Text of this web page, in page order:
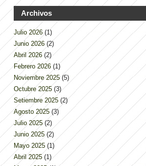
Archivos
Julio 2026 (1)
Junio 2026 (2)
Abril 2026 (2)
Febrero 2026 (1)
Noviembre 2025 (5)
Octubre 2025 (3)
Setiembre 2025 (2)
Agosto 2025 (3)
Julio 2025 (2)
Junio 2025 (2)
Mayo 2025 (1)
Abril 2025 (1)